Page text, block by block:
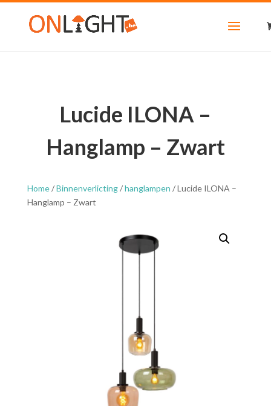
Lucide ILONA –
Hanglamp – Zwart
Home/Binnenverlicting/hanglampen / Lucide ILONA –
Hanglamp – Zwart